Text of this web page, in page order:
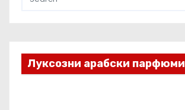
Луксозни арабски парфюми